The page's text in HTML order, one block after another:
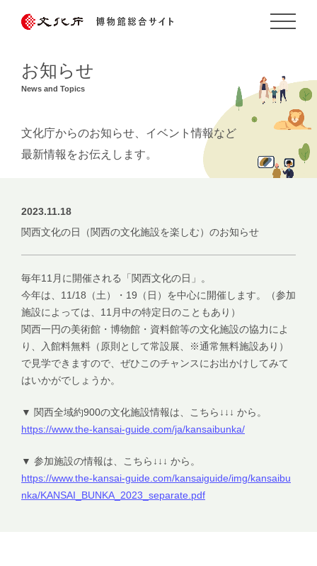
お知らせ
News and Topics
文化庁からのお知らせ、イベント情報など
最新情報をお伝えします。
2023.11.18
関西文化の日（関西の文化施設を楽しむ）のお知らせ
毎年11月に開催される「関西文化の日」。
今年は、11/18（土）・19（日）を中心に開催します。（参加
施設によっては、11月中の特定日のこともあり）
関西一円の美術館・博物館・資料館等の文化施設の協力によ
り、入館料無料（原則として常設展、※通常無料施設あり）
で見学できますので、ぜひこのチャンスにお出かけしてみて
はいかがでしょうか。
▼ 関西全域約900の文化施設情報は、こちら↓↓↓ から。
https://www.the-kansai-guide.com/ja/kansaibunka/
▼ 参加施設の情報は、こちら↓↓↓ から。
https://www.the-kansai-guide.com/kansaiguide/img/kansaibu
nka/KANSAI_BUNKA_2023_separate.pdf